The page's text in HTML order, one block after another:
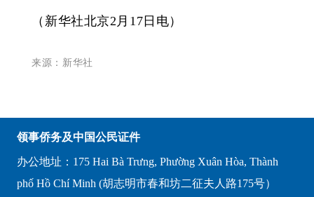
（新华社北京2月17日电）
来源：新华社
领事侨务及中国公民证件
办公地址：175 Hai Bà Trưng, Phường Xuân Hòa, Thành
phố Hồ Chí Minh (胡志明市春和坊二征夫人路175号）